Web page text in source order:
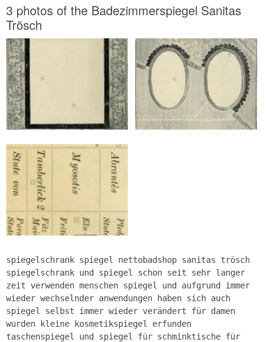
3 photos of the Badezimmerspiegel Sanitas
Trösch
spiegelschrank spiegel nettobadshop sanitas trösch
spiegelschrank und spiegel schon seit sehr langer
zeit verwenden menschen spiegel und aufgrund immer
wieder wechselnder anwendungen haben sich auch
spiegel selbst immer wieder verändert für damen
wurden kleine kosmetikspiegel erfunden
taschenspiegel und spiegel für schminktische für